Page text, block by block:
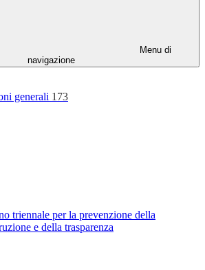
Menu di
navigazione
generali 173
triennale per la prevenzione della
e della trasparenza